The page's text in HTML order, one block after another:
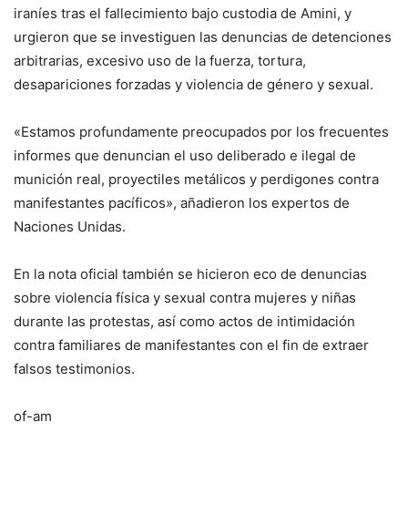
iraníes tras el fallecimiento bajo custodia de Amini, y
urgieron que se investiguen las denuncias de detenciones
arbitrarias, excesivo uso de la fuerza, tortura,
desapariciones forzadas y violencia de género y sexual.
«Estamos profundamente preocupados por los frecuentes
informes que denuncian el uso deliberado e ilegal de
munición real, proyectiles metálicos y perdigones contra
manifestantes pacíficos», añadieron los expertos de
Naciones Unidas.
En la nota oficial también se hicieron eco de denuncias
sobre violencia física y sexual contra mujeres y niñas
durante las protestas, así como actos de intimidación
contra familiares de manifestantes con el fin de extraer
falsos testimonios.
of-am